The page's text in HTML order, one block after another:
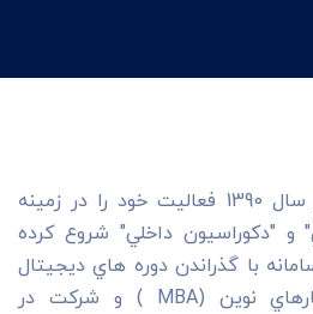
گروه معماري پايتخت در سال 1390 فعاليت خود را در زمينه
و "دکوراسيون داخلي" شروع کرده
با گذراندن دوره هاي ديجيتال
مارکتينگ و کسب و کارهاي نوين (MBA ) و شرکت در